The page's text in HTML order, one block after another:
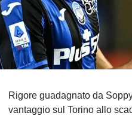
Rigore guadagnato da
vantaggio sul Torino allo